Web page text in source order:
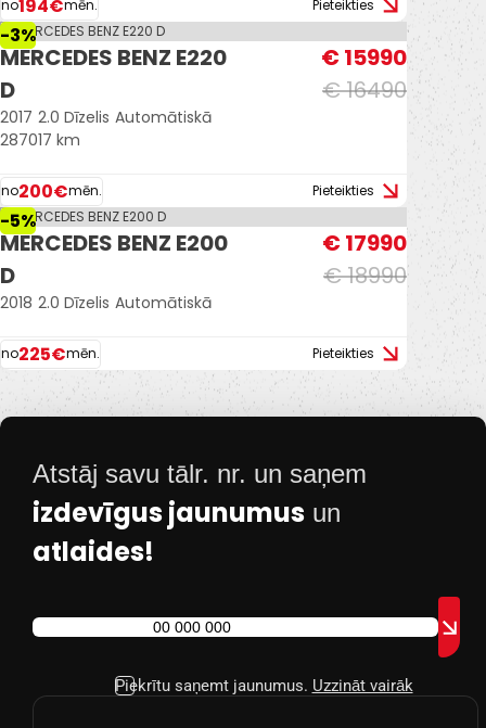
no194€mēn. Pieteikties
-3%
MERCEDES BENZ E220
D
€ 16490
€ 15990
2017 2.0 Dīzelis Automātiskā
287017 km
no200€mēn. Pieteikties
-5%
MERCEDES BENZ E200
D
€ 18990
€ 17990
2018 2.0 Dīzelis Automātiskā
no225€mēn. Pieteikties
Atstāj savu tālr. nr. un saņem
izdevīgus jaunumus un
atlaides!
Piekrītu saņemt jaunumus. Uzzināt vairāk